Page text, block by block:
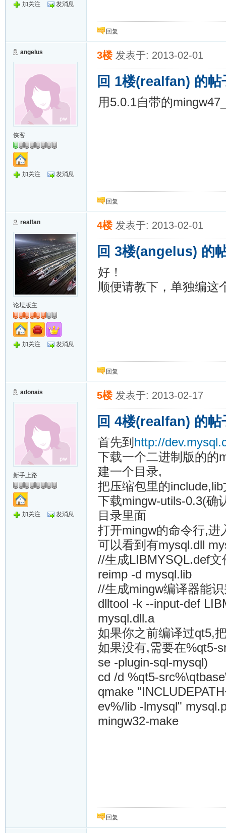
加关注 发消息
回复
angelus
侠客
加关注 发消息
3楼 发表于: 2013-02-01
回 1楼(realfan) 的帖
用5.0.1自带的
回复
realfan
论坛版主
加关注 发消息
4楼 发表于: 2013-02-01
回 3楼(angelus) 的
好！
顺便请教下，单独编这
回复
adonais
新手上路
加关注 发消息
5楼 发表于: 2013-02-17
回 4楼(realfan) 的帖
首先到 http://
下载一个二进制版的的
建一个目录,
把压缩包里的
下载mingw-utils-0.3(确
目录里面
打开mingw的命令行,进
可以看到有mysql.dll
//生成LIBMYSQL.def文
reimp -d mysql.lib
//生成mingw编译器能
dlltool -k --input-def
mysql.dll.a
如果你之前编译过qt5,
如果没有,需要在%qt5-
se -plugin-sql-mysql)
cd /d %qt5-
qmake
ev%/lib -lmysql"
mingw32-make
回复